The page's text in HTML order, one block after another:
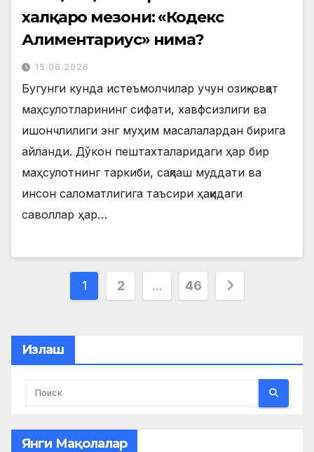
халқаро мезони: «Кодекс
Алиментариус» нима?
15.06.2026
Бугунги кунда истеъмолчилар учун озиқ-овқат
маҳсулотларининг сифати, хавфсизлиги ва
ишончлилиги энг муҳим масалалардан бирига
айланди. Дўкон пештахталаридаги ҳар бир
маҳсулотнинг таркиби, сақлаш муддати ва
инсон саломатлигига таъсири ҳақидаги
саволлар ҳар…
Posts
1 2 … 46
Излаш
Янги Мақолалар